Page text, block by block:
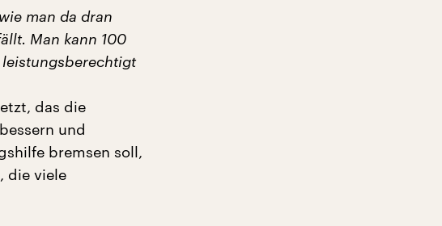
man da dran
Man kann 100
das die
und
bremsen soll,
die viele